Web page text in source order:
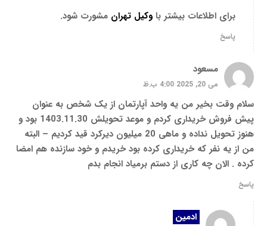
برای اطلاعات بیشتر باوکیل تهران مشورت شود.
پاسخ
مسعود
می 20, 2025 4:00 ب.ظ
سلام وقت بخیر من یه واحد آپارتمان از یک شخص به عنوان
پیش فروش خریداری کردم و موعد تحویلش 1403.11.30 بود و
هنوز تحویل نداده و ماهی 20 میلیون دیرکرد قید کردیم – البته
من از یه نفر که خریداری کرده بود خریدم و خود سازنده هم امضا
کرده . الان چه کاری از دستم برمیاد انجام بدم
پاسخ
ادمین